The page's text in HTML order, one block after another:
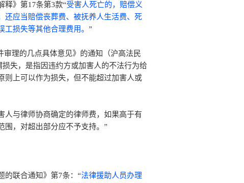
释》第17条第3款“受害人死亡的，赔偿义
还应当赔偿丧葬费、被抚养人生活费、死
损失等其他合理费用。 ”
审理的几点具体意见》的通知（沪高法民
失，是指因违约方或加害人的不法行为给
则上可以作为损失，但不能超过加害人或
人与律师协商确定的律师费，如果高于有
围，对超出部分应不予支持。”
的联合通知》第7条：“法律援助人员办理